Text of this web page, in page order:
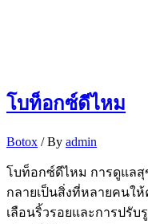
โบท็อกซ์ดีไหม
Botox / By admin
โบท็อกซ์ดีไหม การดูแล
กลายเป็นสิ่งที่หลายคนใ
เลือนริ้วรอยและการปรั